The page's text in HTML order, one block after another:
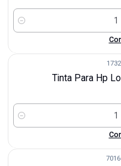
Cantidad
Tinta Para Hp
Cantidad